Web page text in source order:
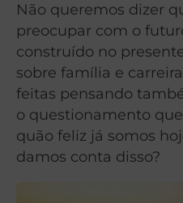
Não queremos dizer
preocupar com o
construído no
sobre família e
feitas pensando
o questionamento
quão feliz já somos
damos conta disso?